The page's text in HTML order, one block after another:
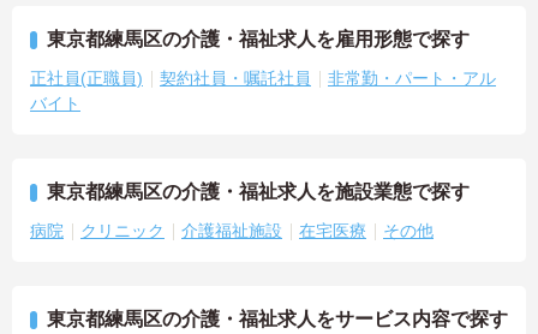
東京都練馬区の介護・福祉求人を雇用形態で探す
正社員(正職員) 契約社員・嘱託社員
非常勤・パート・アル
バイト
東京都練馬区の介護・福祉求人を施設業態で探す
病院 クリニック 介護福祉施設 在宅医療 その他
東京都練馬区の介護・福祉求人をサービス内容で探す